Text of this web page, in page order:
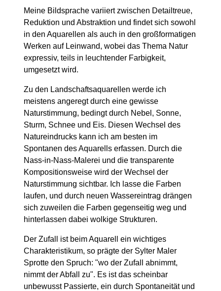
Meine Bildsprache variiert zwischen Detailtreue,
Reduktion und Abstraktion und findet sich sowohl
in den Aquarellen als auch in den großformatigen
Werken auf Leinwand, wobei das Thema Natur
expressiv, teils in leuchtender Farbigkeit,
umgesetzt wird.
Zu den Landschaftsaquarellen werde ich
meistens angeregt durch eine gewisse
Naturstimmung, bedingt durch Nebel, Sonne,
Sturm, Schnee und Eis. Diesen Wechsel des
Natureindrucks kann ich am besten im
Spontanen des Aquarells erfassen. Durch die
Nass-in-Nass-Malerei und die transparente
Kompositionsweise wird der Wechsel der
Naturstimmung sichtbar. Ich lasse die Farben
laufen, und durch neuen Wassereintrag drängen
sich zuweilen die Farben gegenseitig weg und
hinterlassen dabei wolkige Strukturen.
Der Zufall ist beim Aquarell ein wichtiges
Charakteristikum, so prägte der Sylter Maler
Sprotte den Spruch: "wo der Zufall abnimmt,
nimmt der Abfall zu". Es ist das scheinbar
unbewusst Passierte, ein durch Spontaneität und